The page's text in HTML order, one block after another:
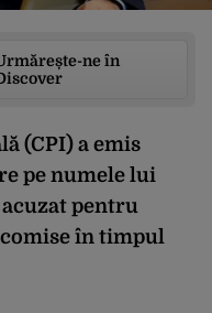
ne în
(CPI) a emis
pe numele lui
pentru
în timpul